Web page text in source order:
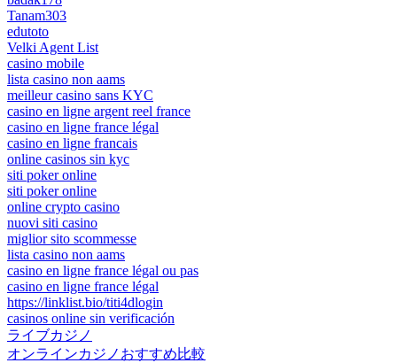
Tanam303
edutoto
Velki Agent List
casino mobile
lista casino non aams
meilleur casino sans KYC
casino en ligne argent reel france
casino en ligne france légal
casino en ligne francais
online casinos sin kyc
siti poker online
siti poker online
online crypto casino
nuovi siti casino
miglior sito scommesse
lista casino non aams
casino en ligne france légal ou pas
casino en ligne france légal
https://linklist.bio/titi4dlogin
casinos online sin verificación
ライブカジノ
オンラインカジノおすすめ比較